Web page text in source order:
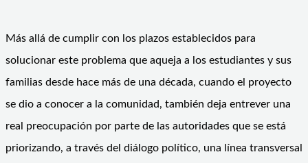
Más allá de cumplir con los plazos establecidos para
solucionar este problema que aqueja a los estudiantes y sus
familias desde hace más de una década, cuando el proyecto
se dio a conocer a la comunidad, también deja entrever una
real preocupación por parte de las autoridades que se está
priorizando, a través del diálogo político, una línea transversal